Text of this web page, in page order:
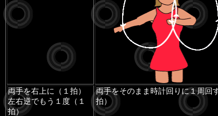
両手を右上に（１拍）
左右逆でもう１度（１
拍）
両手をそのまま時計回りに１周回
拍）